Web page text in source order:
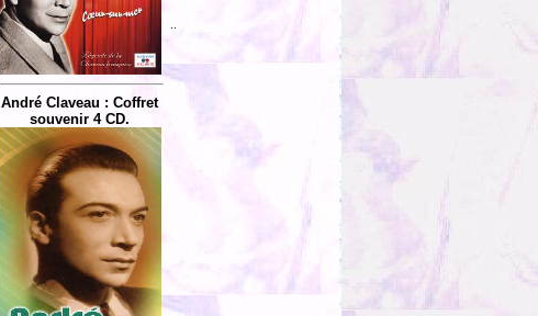
André Claveau : Coffret
souvenir 4 CD.